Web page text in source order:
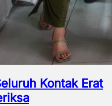
Kontak Erat